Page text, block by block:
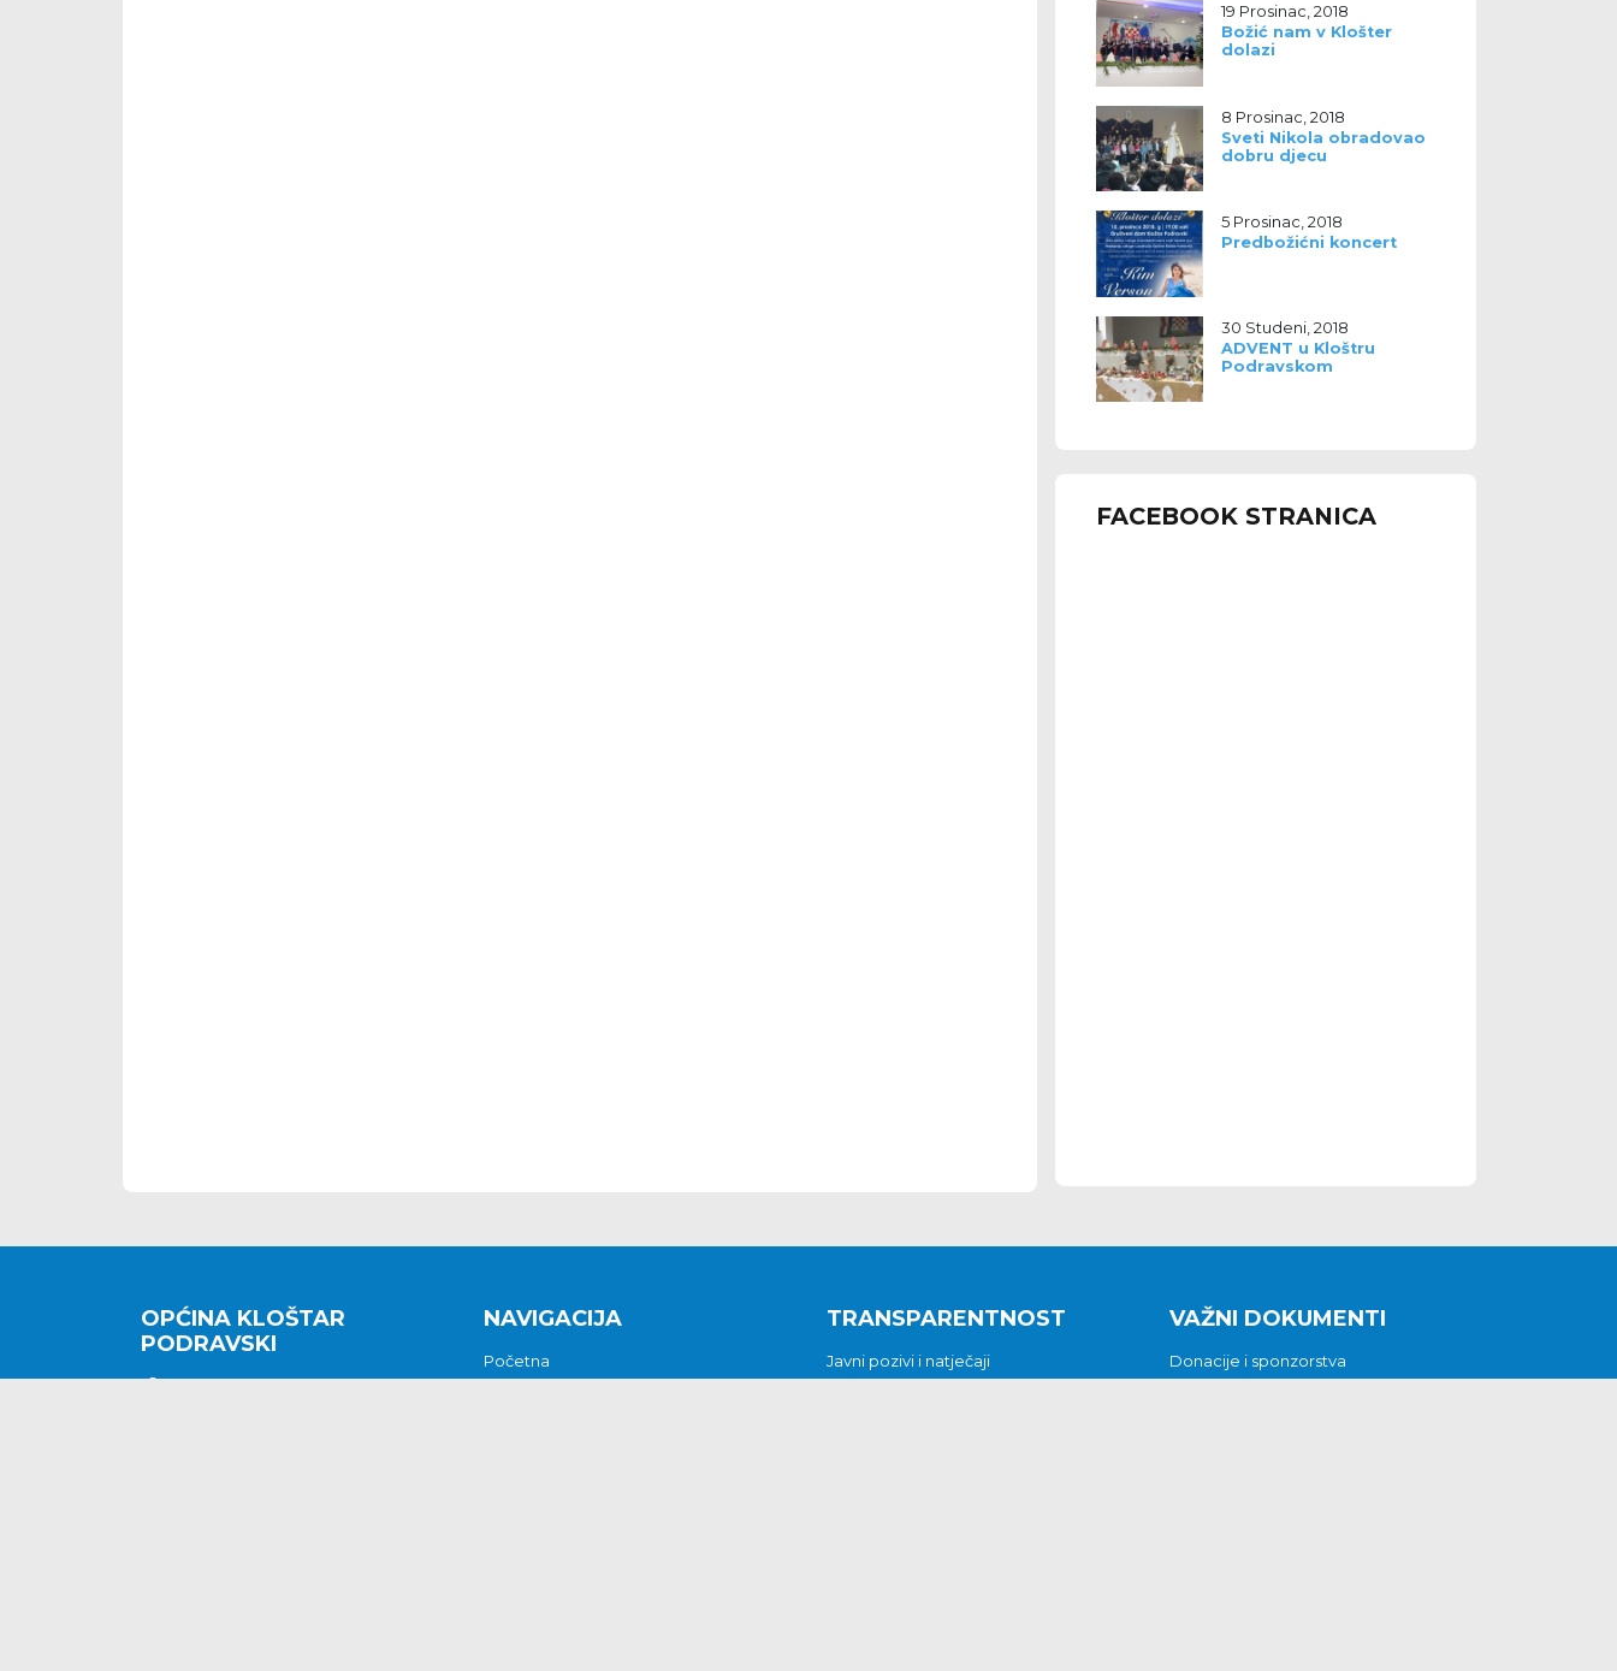
19 Prosinac, 2018
Božić nam v Klošter
dolazi
8 Prosinac, 2018
Sveti Nikola obradovao
dobru djecu
5 Prosinac, 2018
Predbožićni koncert
30 Studeni, 2018
ADVENT u Kloštru
Podravskom
FACEBOOK STRANICA
OPĆINA KLOŠTAR
PODRAVSKI
NAVIGACIJA
Početna
TRANSPARENTNOST
Javni pozivi i natječaji
VAŽNI DOKUMENTI
Donacije i sponzorstva